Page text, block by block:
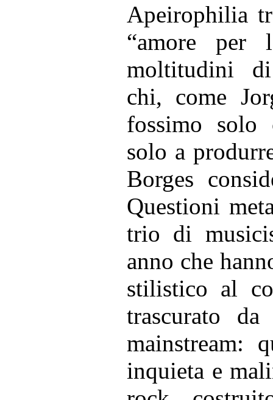
Apeirophilia
“amore per
moltitudini di
chi, come
fossimo solo
solo a
Borges
Questioni
trio di
anno che
stilistico al
trascurato
mainstream:
inquieta e